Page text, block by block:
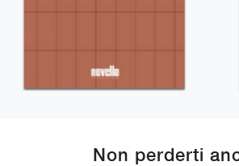
Non perderti